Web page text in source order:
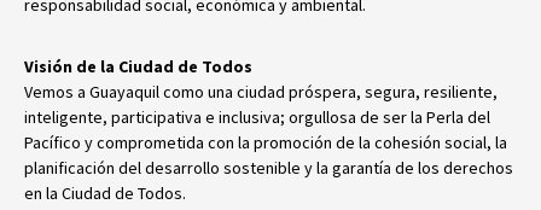
responsabilidad social, económica y ambiental.
Visión de la Ciudad de Todos
Vemos a Guayaquil como una ciudad próspera, segura, resiliente,
inteligente, participativa e inclusiva; orgullosa de ser la Perla del
Pacífico y comprometida con la promoción de la cohesión social, la
planificación del desarrollo sostenible y la garantía de los derechos
en la Ciudad de Todos.